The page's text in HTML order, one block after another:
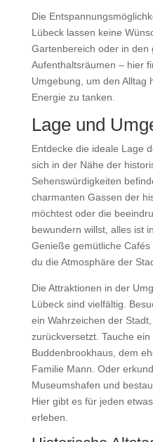
Die
Lübeck lassen keine
Gartenbereich oder in den
Aufenthaltsräumen – hier
Umgebung, um den Alltag
Energie zu tanken.
Lage und
Entdecke die ideale Lage
sich in der Nähe der
Sehenswürdigkeiten
charmanten Gassen der
möchtest oder die
bewundern willst, alles ist
Genieße gemütliche
du die Atmosphäre der
Die Attraktionen in der
Lübeck sind vielfältig.
ein Wahrzeichen der
zurückversetzt. Tauche
Buddenbrookhaus, dem
Familie Mann. Oder
Museumshafen und
Hier gibt es für jeden
erleben.